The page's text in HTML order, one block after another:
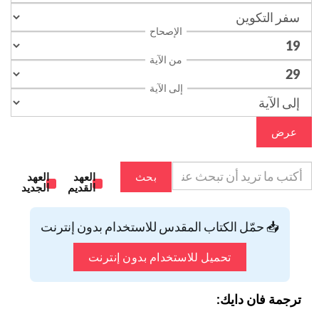
الإصحاح
من الآية
إلى الآية
عرض
بحث
العهد
القديم
العهد
الجديد
📥 حمّل الكتاب المقدس للاستخدام بدون إنترنت
تحميل للاستخدام بدون إنترنت
ترجمة فان دايك: